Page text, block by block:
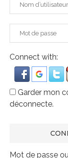
Connect with:
Garder mon
déconnecte.
Mot de passe